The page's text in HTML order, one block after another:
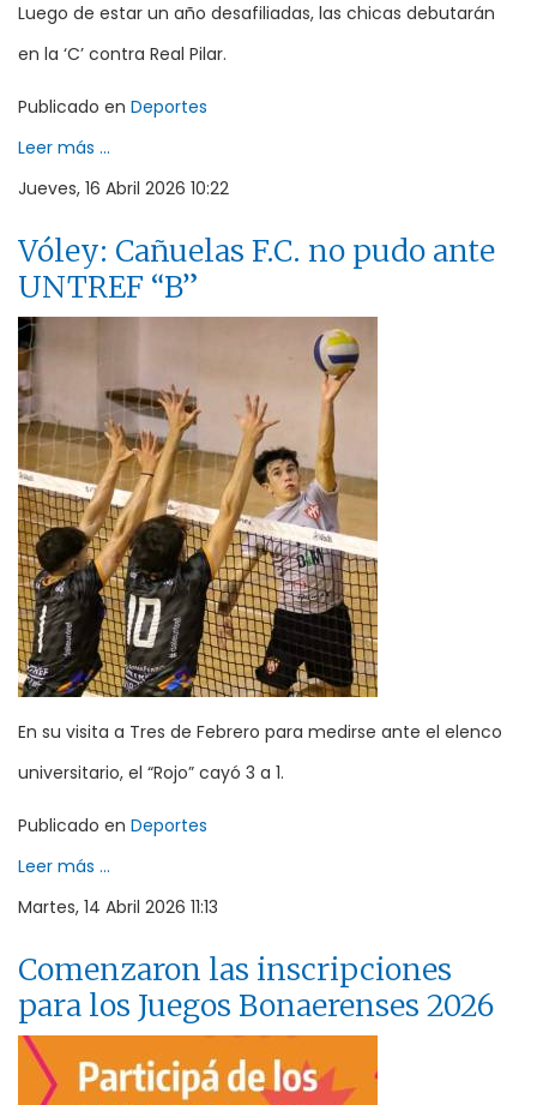
Luego de estar un año desafiliadas, las chicas debutarán
en la ‘C’ contra Real Pilar.
Publicado en Deportes
Leer más ...
Jueves, 16 Abril 2026 10:22
Vóley: Cañuelas F.C. no pudo ante
UNTREF “B”
En su visita a Tres de Febrero para medirse ante el elenco
universitario, el “Rojo” cayó 3 a 1.
Publicado en Deportes
Leer más ...
Martes, 14 Abril 2026 11:13
Comenzaron las inscripciones
para los Juegos Bonaerenses 2026